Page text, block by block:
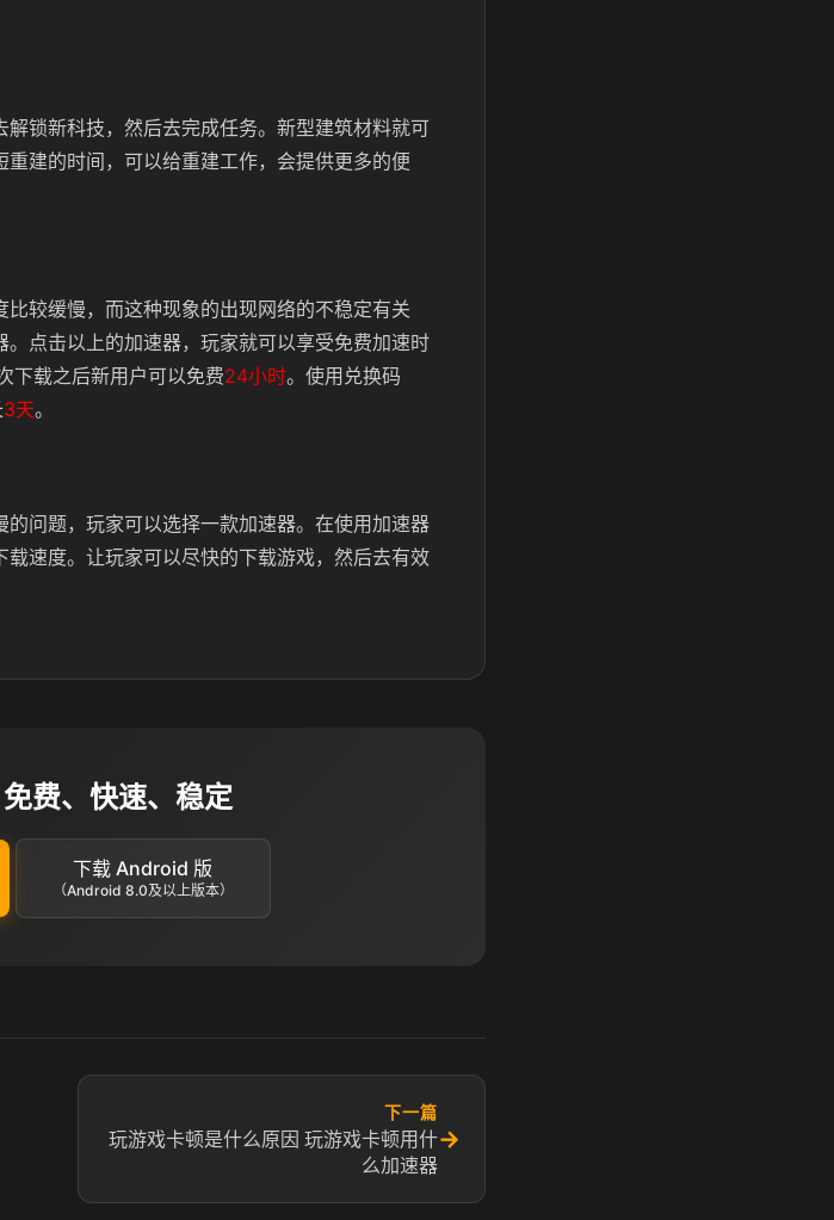
锁新科技，然后去完成任务。新型建筑材料就可
建的时间，可以给重建工作，会提供更多的便
较缓慢，而这种现象的出现网络的不稳定有关
点击以上的加速器，玩家就可以享受免费加速时
下载之后新用户可以免费24小时。使用兑换码
3天。
问题，玩家可以选择一款加速器。在使用加速器
速度。让玩家可以尽快的下载游戏，然后去有效
费、快速、稳定
下载 Android 版
（Android 8.0及以上版本）
下一篇
玩游戏卡顿是什么原因 玩游戏卡顿用什
么加速器
→